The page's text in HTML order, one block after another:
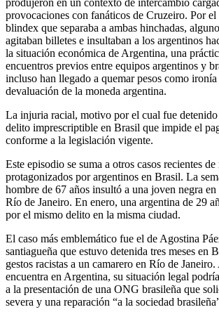
produjeron en un contexto de intercambio
provocaciones con fanáticos de Cruzeiro. Por
blindex que separaba a ambas hinchadas,
agitaban billetes e insultaban a los argentinos
la situación económica de Argentina, una
encuentros previos entre equipos argentinos y
incluso han llegado a quemar pesos como ironía
devaluación de la moneda argentina.
La injuria racial, motivo por el cual fue
delito imprescriptible en Brasil que impide el
conforme a la legislación vigente.
Este episodio se suma a otros casos recientes de
protagonizados por argentinos en Brasil. La
hombre de 67 años insultó a una joven negra
Río de Janeiro. En enero, una argentina de 29
por el mismo delito en la misma ciudad.
El caso más emblemático fue el de Agostina
santiagueña que estuvo detenida tres meses en
gestos racistas a un camarero en Río de
encuentra en Argentina, su situación legal
a la presentación de una ONG brasileña que
severa y una reparación “a la sociedad